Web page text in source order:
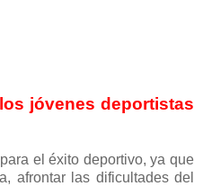
jóvenes deportistas
el éxito deportivo, ya que
afrontar las dificultades del